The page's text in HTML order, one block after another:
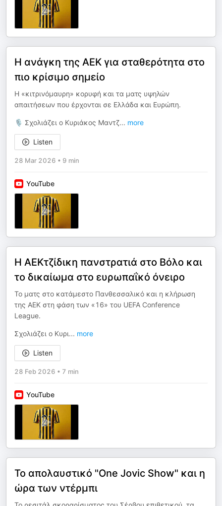
Η ανάγκη της ΑΕΚ για σταθερότητα στο
πιο κρίσιμο σημείο
Η «κιτρινόμαυρη» κορυφή και τα ματς υψηλών
απαιτήσεων που έρχονται σε Ελλάδα και Ευρώπη.
🎙️ Σχολιάζει ο Κυριάκος Μαντζ... more
Listen
28 Mar 2026 • 9 min
YouTube
H AΕΚτζίδικη πανστρατιά στο Βόλο και
το δικαίωμα στο ευρωπαΐκό όνειρο
Το ματς στο κατάμεστο Πανθεσσαλικό και η κλήρωση
της ΑΕΚ στη φάση των «16» του UEFA Conference
League.
Σχολιάζει ο Κυρι... more
Listen
28 Feb 2026 • 7 min
YouTube
Το απολαυστικό "One Jovic Show" και η
ώρα των ντέρμπι